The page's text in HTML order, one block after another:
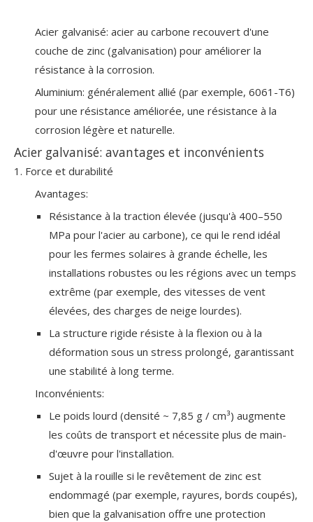
Acier galvanisé: acier au carbone recouvert d'une
couche de zinc (galvanisation) pour améliorer la
résistance à la corrosion.
Aluminium: généralement allié (par exemple, 6061-T6)
pour une résistance améliorée, une résistance à la
corrosion légère et naturelle.
Acier galvanisé: avantages et inconvénients
1. Force et durabilité
Avantages:
Résistance à la traction élevée (jusqu'à 400–550
MPa pour l'acier au carbone), ce qui le rend idéal
pour les fermes solaires à grande échelle, les
installations robustes ou les régions avec un temps
extrême (par exemple, des vitesses de vent
élevées, des charges de neige lourdes).
La structure rigide résiste à la flexion ou à la
déformation sous un stress prolongé, garantissant
une stabilité à long terme.
Inconvénients:
Le poids lourd (densité ~ 7,85 g / cm³) augmente
les coûts de transport et nécessite plus de main-
d'œuvre pour l'installation.
Sujet à la rouille si le revêtement de zinc est
endommagé (par exemple, rayures, bords coupés),
bien que la galvanisation offre une protection